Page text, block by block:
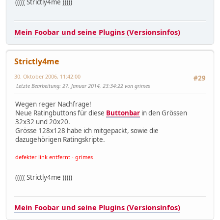
((((( Strictly4me )))))
Mein Foobar und seine Plugins (Versionsinfos)
Strictly4me
#29
30. Oktober 2006, 11:42:00
Letzte Bearbeitung: 27. Januar 2014, 23:34:22 von grimes
Wegen reger Nachfrage!
Neue Ratingbuttons für diese Buttonbar in den Grössen
32x32 und 20x20.
Grösse 128x128 habe ich mitgepackt, sowie die
dazugehörigen Ratingskripte.
defekter link entfernt - grimes
((((( Strictly4me )))))
Mein Foobar und seine Plugins (Versionsinfos)